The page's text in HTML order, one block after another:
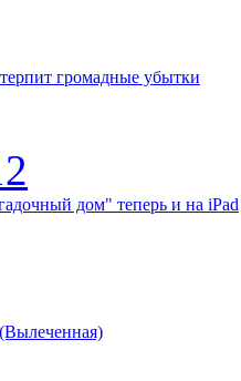
громадные убытки
дом" теперь и на iPad